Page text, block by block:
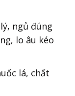
ngủ đúng
lo âu kéo
lá, chất